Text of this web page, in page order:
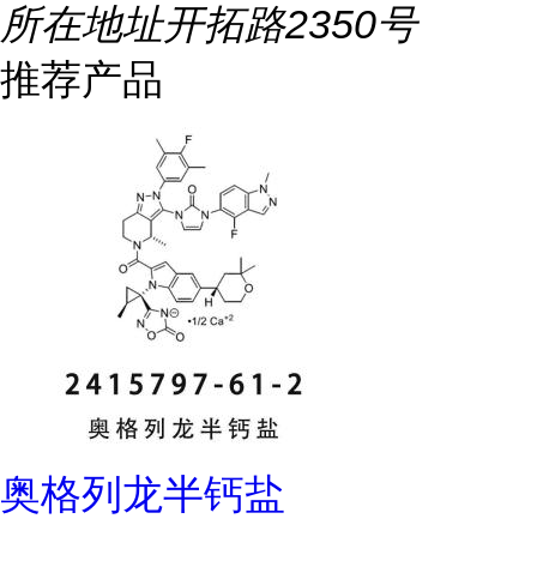
所在地址开拓路2350号
推荐产品
奥格列龙半钙盐